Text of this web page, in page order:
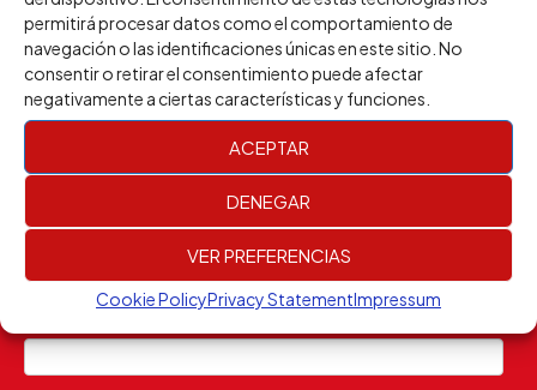
permitirá procesar datos como el comportamiento de
navegación o las identificaciones únicas en este sitio. No
consentir o retirar el consentimiento puede afectar
negativamente a ciertas características y funciones.
ACEPTAR
DENEGAR
VER PREFERENCIAS
Cookie PolicyPrivacy StatementImpressum
be
chosen
on
the
product
Email: eriksegelofficial@gmail.com
Phone: +34 668 50 69 09
Subscribe to the newsletter!
Email Address *